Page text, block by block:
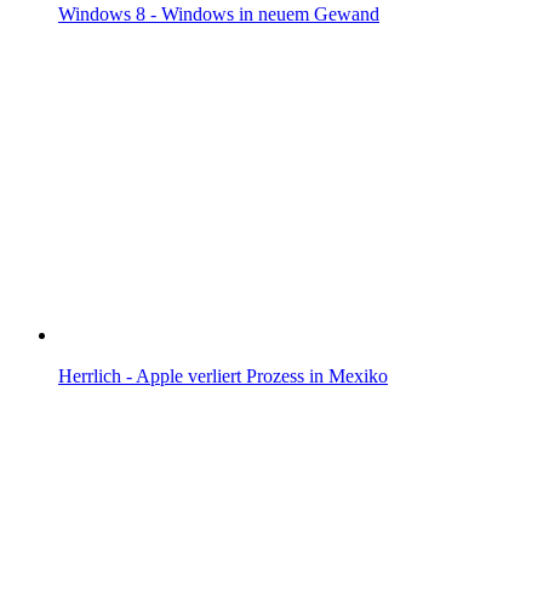
Windows 8 - Windows in neuem Gewand
Herrlich - Apple verliert Prozess in Mexiko